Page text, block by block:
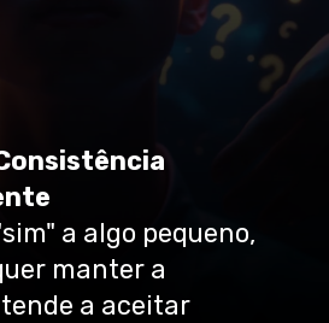
a algo pequeno,
manter a
a aceitar